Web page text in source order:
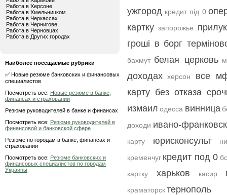
Работа в Херсоне
Работа в Хмельницком
Работа в Черкассах
Работа в Чернигове
Работа в Черновцах
Работа в Других городах
Наиболее посещаемые рубрики
✅ Новые резюме банковских и финансовых
специалистов
Посмотреть все: Новые резюме в банке,
финансах и страховании
Резюме руководителей в банке и финансах
Посмотреть все: Резюме руководителей в
финансовой и банковской сфере
Резюме по городам в банке, финансах и
страховании
Посмотреть все: Резюме банковских и
финансовых специалистов по городам
Украины
ужгород кредит під 0
картку запорожье
гроші в борг
бахмут белая церковь
доходах херсон
все
карту без отказа
измаил одесса винница
доходи ивано-франковск
карту юрисконсульт
кременчуг кредит под 0
картку
харьков касир
краматорсктернополь